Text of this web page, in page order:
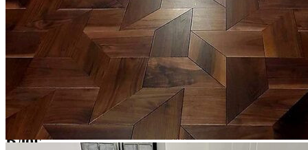
Услуги по реставрации паркета
1 500 ₽
Блог